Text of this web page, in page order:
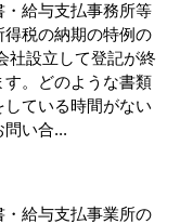
給与支払事務所等
税の納期の特例の
社設立して登記が終
。どのような書類
ている時間がない
問い合...
給与支払事業所の